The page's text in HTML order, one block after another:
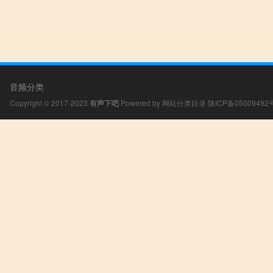
音频分类
Copyright © 2017-2023 有声下吧 Powered by 网站分类目录 陕ICP备05009492